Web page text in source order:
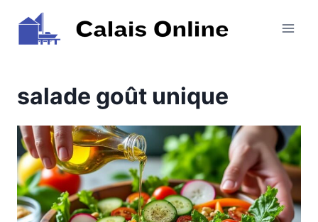
contenu
salade goût unique